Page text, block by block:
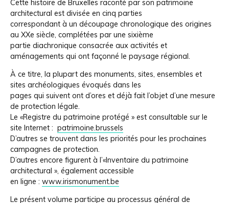
Cette histoire de Bruxelles raconté par son patrimoine
architectural est divisée en cinq parties
correspondant à un découpage chronologique des origines
au XXe siècle, complétées par une sixième
partie diachronique consacrée aux activités et
aménagements qui ont façonné le paysage régional.
À ce titre, la plupart des monuments, sites, ensembles et
sites archéologiques évoqués dans les
pages qui suivent ont d’ores et déjà fait l’objet d’une mesure
de protection légale.
Le «Registre du patrimoine protégé » est consultable sur le
site Internet : patrimoine.brussels
D’autres se trouvent dans les priorités pour les prochaines
campagnes de protection.
D’autres encore figurent à l’«Inventaire du patrimoine
architectural », également accessible
en ligne : www.irismonument.be
Le présent volume participe au processus général de